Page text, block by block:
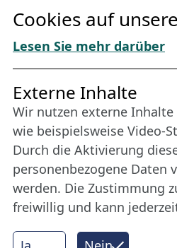
AGBs
Download „Nordic Tango“
Freundes­kreis
Bleiben Sie uns das ganze
Werden Sie Freund der
Lübeck.
Mehr erfahren
Cookies auf
Lesen Sie mehr darüber
Externe Inhalte
Wir nutzen externe
wie beispielsweise Video-
Durch die Aktivierung
personenbezogene Daten
werden. Die Zustimmung
freiwillig und kann